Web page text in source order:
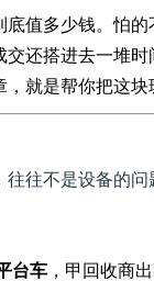
值多少钱。怕
还搭进去一堆
，就是帮你把这块
往不是设备的问
台车 ，甲回收商